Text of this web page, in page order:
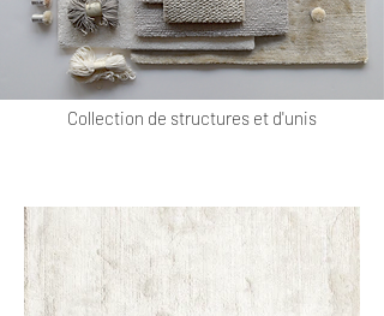
Collection de structures et d'unis